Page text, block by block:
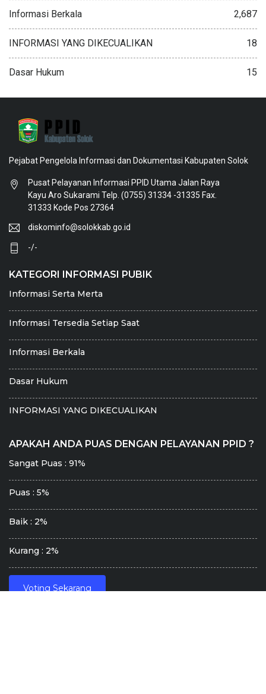
Informasi Berkala 2,687
INFORMASI YANG DIKECUALIKAN 18
Dasar Hukum 15
Pejabat Pengelola Informasi dan Dokumentasi Kabupaten Solok
Pusat Pelayanan Informasi PPID Utama Jalan Raya
Kayu Aro Sukarami Telp. (0755) 31334 -31335 Fax.
31333 Kode Pos 27364
diskominfo@solokkab.go.id
-/-
KATEGORI INFORMASI PUBIK
Informasi Serta Merta
Informasi Tersedia Setiap Saat
Informasi Berkala
Dasar Hukum
INFORMASI YANG DIKECUALIKAN
APAKAH ANDA PUAS DENGAN PELAYANAN PPID ?
Sangat Puas : 91%
Puas : 5%
Baik : 2%
Kurang : 2%
Voting Sekarang